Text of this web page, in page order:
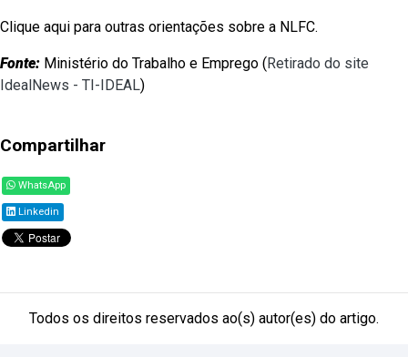
Clique aqui para outras orientações sobre a NLFC.
Fonte: Ministério do Trabalho e Emprego (Retirado do site
IdealNews - TI-IDEAL)
Compartilhar
WhatsApp
Linkedin
Todos os direitos reservados ao(s) autor(es) do artigo.